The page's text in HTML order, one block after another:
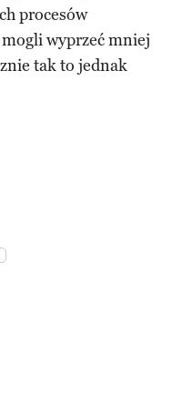
procesów
wyprzeć mniej
tak to jednak